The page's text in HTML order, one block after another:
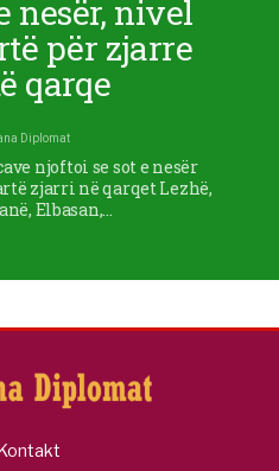
nesër, nivel
për zjarre
qarqe
Diplomat
njoftoi se sot e nesër
zjarri në qarqet Lezhë,
Elbasan,…
Kontakt